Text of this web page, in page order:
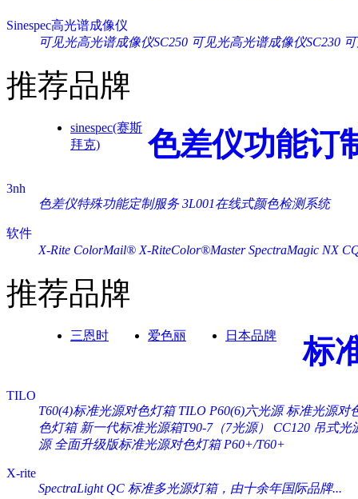
Sinespec高光谱成像仪
可见光高光谱成像仪SC250 可见光高光谱成像仪SC230
推荐品牌
sinespec(赛斯
拜克)
色差仪功能订
3nh
色差仪特殊功能定制服务 3L001在线式颜色检测系统
软件
X-Rite ColorMail® X-RiteColor®Master SpectraMagic NX
推荐品牌
三恩时 爱色丽 日本品牌 标
TILO
T60(4)标准光源对色灯箱 TILO P60(6)六光源 标准光源对
色灯箱 新一代标准光源箱T90-7（7光源）
CC120 吊式
源 全面升级版标准光源对色灯箱 P60+/T60+
X-rite
SpectraLight QC 标准多光源灯箱，由十余年国际品牌...